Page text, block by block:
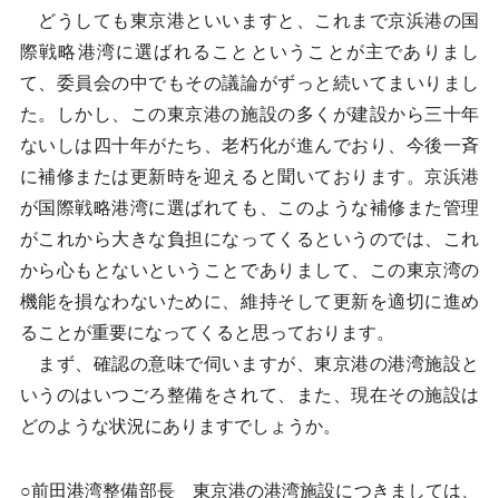
どうしても東京港といいますと、これまで京浜港の国
際戦略港湾に選ばれることということが主でありまし
て、委員会の中でもその議論がずっと続いてまいりまし
た。しかし、この東京港の施設の多くが建設から三十年
ないしは四十年がたち、老朽化が進んでおり、今後一斉
に補修または更新時を迎えると聞いております。京浜港
が国際戦略港湾に選ばれても、このような補修また管理
がこれから大きな負担になってくるというのでは、これ
から心もとないということでありまして、この東京湾の
機能を損なわないために、維持そして更新を適切に進め
ることが重要になってくると思っております。
まず、確認の意味で伺いますが、東京港の港湾施設と
いうのはいつごろ整備をされて、また、現在その施設は
どのような状況にありますでしょうか。
○前田港湾整備部長 東京港の港湾施設につきましては、